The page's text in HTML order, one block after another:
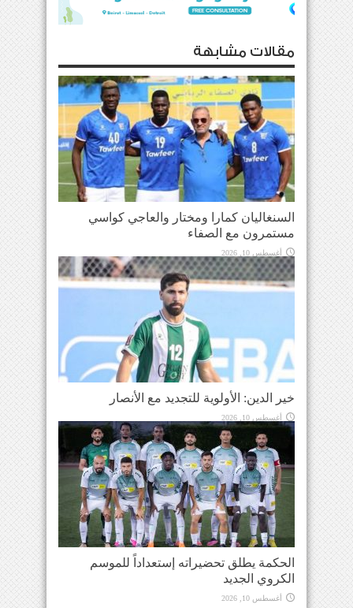
مقالات مشابهة
السنغاليان كمارا ومختار والعاجي كواسي
مستمرون مع الصفاء
أغسطس 10, 2026
خير الدين: الأولوية للتجديد مع الأنصار
أغسطس 10, 2026
الحكمة يطلق تحضيراته إستعداداً للموسم
الكروي الجديد
أغسطس 10, 2026